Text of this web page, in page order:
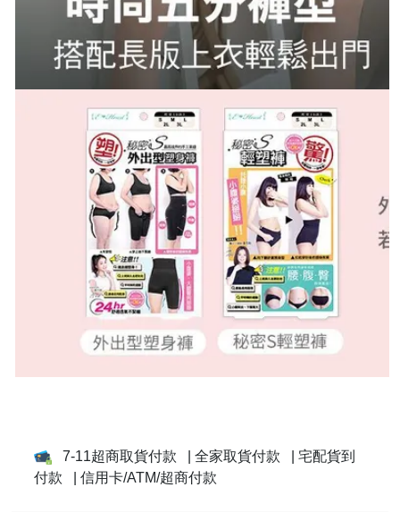
7-11超商取貨付款 | 全家取貨付款
| 宅配貨到
付款
| 信用卡/ATM/超商付款